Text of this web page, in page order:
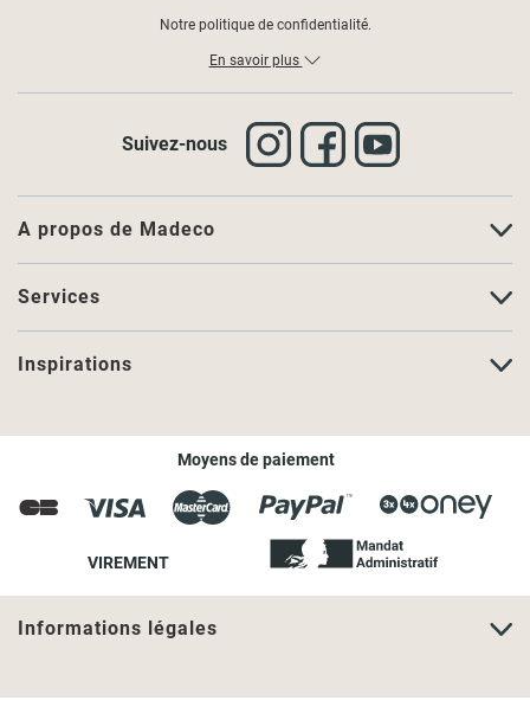
A propos de Madeco
Services
Inspirations
Notre politique de confidentialité.
En savoir plus
Suivez-nous
Moyens de paiement
VIREMENT
Informations légales